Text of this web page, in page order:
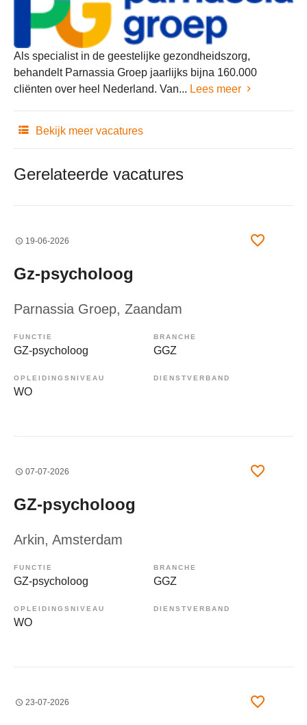
Als specialist in de geestelijke gezondheidszorg,
behandelt Parnassia Groep jaarlijks bijna 160.000
cliënten over heel Nederland. Van... Lees meer
Bekijk meer vacatures
Gerelateerde vacatures
19-06-2026
Gz-psycholoog
Parnassia Groep, Zaandam
FUNCTIE
GZ-psycholoog
BRANCHE
GGZ
OPLEIDINGSNIVEAU
WO
DIENSTVERBAND
07-07-2026
GZ-psycholoog
Arkin, Amsterdam
FUNCTIE
GZ-psycholoog
BRANCHE
GGZ
OPLEIDINGSNIVEAU
WO
DIENSTVERBAND
23-07-2026